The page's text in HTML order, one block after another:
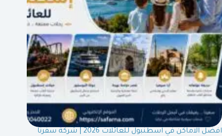
افضل الاماكن في اسطنبول للعائلات 2026 | شركة سفرنا